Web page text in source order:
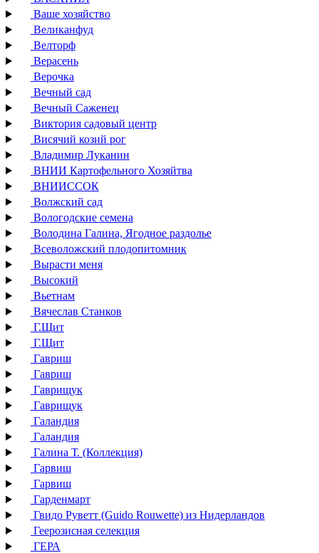
Ваше хозяйство
Великанфуд
Велторф
Верасень
Верочка
Вечный сад
Вечный Саженец
Виктория садовый центр
Висячий козий рог
Владимир Луканин
ВНИИ Картофельного Хозяйтва
ВНИИССОК
Волжский сад
Вологодские семена
Володина Галина, Ягодное раздолье
Всеволожский плодопитомник
Вырасти меня
Высокий
Вьетнам
Вячеслав Станков
Г.Щит
Г.Щит
Гавриш
Гавриш
Гаврищук
Гаврищук
Галандия
Галандия
Галина Т. (Коллекция)
Гарвиш
Гарвиш
Гарденмарт
Гвидо Руветт (Guido Rouwette) из Нидерландов
Геерозисная селекция
ГЕРА